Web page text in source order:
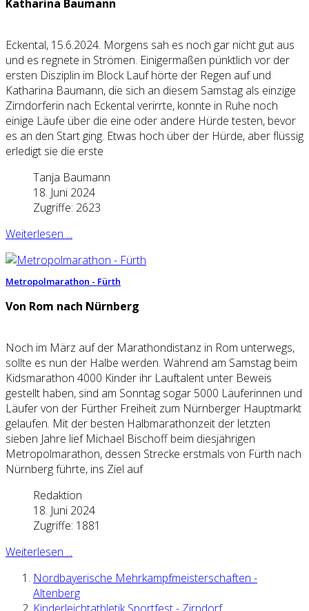
Katharina Baumann
Eckental, 15.6.2024. Morgens sah es noch gar nicht gut aus
und es regnete in Strömen. Einigermaßen pünktlich vor der
ersten Disziplin im Block Lauf hörte der Regen auf und
Katharina Baumann, die sich an diesem Samstag als einzige
Zirndorferin nach Eckental verirrte, konnte in Ruhe noch
einige Läufe über die eine oder andere Hürde testen, bevor
es an den Start ging. Etwas hoch über der Hürde, aber flüssig
erledigt sie die erste
Tanja Baumann
18. Juni 2024
Zugriffe: 2623
Weiterlesen ...
Metropolmarathon - Fürth
Von Rom nach Nürnberg
Noch im März auf der Marathondistanz in Rom unterwegs,
sollte es nun der Halbe werden. Während am Samstag beim
Kidsmarathon 4000 Kinder ihr Lauftalent unter Beweis
gestellt haben, sind am Sonntag sogar 5000 Läuferinnen und
Läufer von der Fürther Freiheit zum Nürnberger Hauptmarkt
gelaufen. Mit der besten Halbmarathonzeit der letzten
sieben Jahre lief Michael Bischoff beim diesjährigen
Metropolmarathon, dessen Strecke erstmals von Fürth nach
Nürnberg führte, ins Ziel auf
Redaktion
18. Juni 2024
Zugriffe: 1881
Weiterlesen ...
Nordbayerische Mehrkampfmeisterschaften -
Altenberg